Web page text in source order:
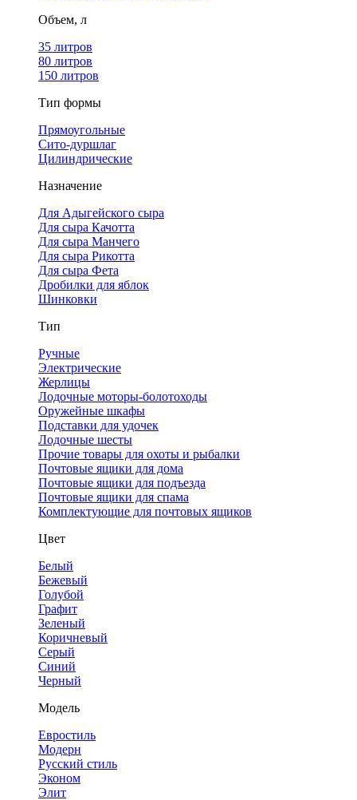
Объем, л
35 литров
80 литров
150 литров
Тип формы
Прямоугольные
Сито-дуршлаг
Цилиндрические
Назначение
Для Адыгейского сыра
Для сыра Качотта
Для сыра Манчего
Для сыра Рикотта
Для сыра Фета
Дробилки для яблок
Шинковки
Тип
Ручные
Электрические
Жерлицы
Лодочные моторы-болотоходы
Оружейные шкафы
Подставки для удочек
Лодочные шесты
Прочие товары для охоты и рыбалки
Почтовые ящики для дома
Почтовые ящики для подъезда
Почтовые ящики для спама
Комплектующие для почтовых ящиков
Цвет
Белый
Бежевый
Голубой
Графит
Зеленый
Коричневый
Серый
Синий
Черный
Модель
Евростиль
Модерн
Русский стиль
Эконом
Элит